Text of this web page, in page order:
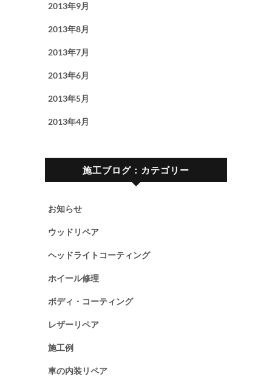
2013年9月
2013年8月
2013年7月
2013年6月
2013年5月
2013年4月
施工ブログ：カテゴリー
お知らせ
ウッドリペア
ヘッドライトコーティング
ホイール修理
ボディ・コーティング
レザーリペア
施工例
車の内装リペア